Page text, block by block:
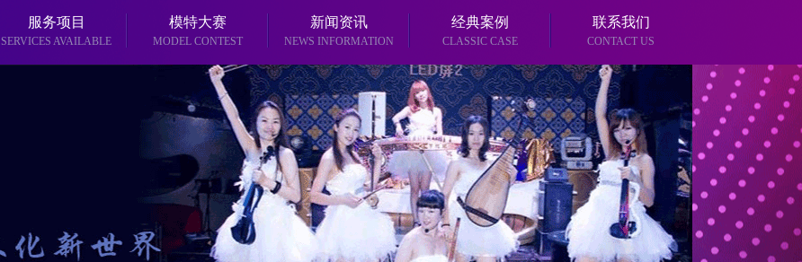
服务项目
SERVICES AVAILABLE
模特大赛
MODEL CONTEST
新闻资讯
NEWS INFORMATION
经典案例
CLASSIC CASE
联系我们
CONTACT US